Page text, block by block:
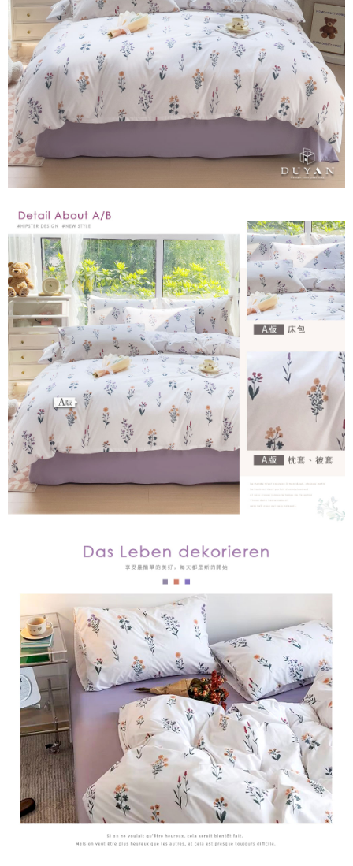
1.分期款項不併入電信帳單，「大哥付你分期」於每月結算日後寄送繳費提
醒簡訊。
2.透過簡訊連結打開帳單後，可選擇「超商條碼／台灣大直營門市／銀行轉
帳／街口支付／iPASS MONEY」等通路繳費。
【注意事項】
1.本服務係由「台灣大哥大股份有限公司」（以下簡稱本公司）所提供，讓
用戶於交易時，得透過本服務購買商品或服務，並由商店將買賣／分期付款
買賣價金債權讓與本公司後，依約使用本公司帳單繳交帳款。
2.基於同意付款使用「大哥付你分期」之契約關係目的，商店將以您的個人
資料（包含姓名、電話或地址）提供予台灣大哥大進項蒐集、處理及利用，
由本公司與您本人進行分期帳單所需資料之確認、核對及更正。
https://oppay.tw/userRule
【「AFTEE先享後付」結帳流程】
１．於結帳方式選擇「AFTEE先享後付」後，將跳轉至「AFTEE先享後付」
結帳頁面，進行簡訊認證並確認金額後，即可完成結帳。
２．訂單成立數日內，您將收到繳費通知簡訊。
３．收到繳費通知簡訊後14天內，點擊此簡訊中的連結，可透過四大超商／
ATM／網路銀行／等多元方式進行付款，方視為交易完成。
※ 請注意：結帳手續完成當下不需立刻繳費，但若您需要取消訂單，請聯絡
購買商品的店家。未經商家同意取消之訂單仍視為有效，需透過AFTEE先享
後付繳納相關費用。
※ 交易是否成功請以「AFTEE先享後付 」之結帳頁面顯示為準，若有關於
是否繳費成功／繳費後需取消欲退款等相關疑問，請聯繫「AFTEE先享後付
客戶支援中心」
https://netprotections.freshdesk.com/support/home
１．透過由恩沛科技股份有限公司提供之「AFTEE先享後付」服務完成之交
易，需依本服務之必要範圍內提供個人資料，並將交易相關給付款項請求債
權轉讓予恩沛科技股份有限公司。
２．關於個人資料處理事宜，請瀏覽以下網址：
https://aftee.tw/terms/#terms3
３．未成年的使用者請事先徵得法定代理人或監護人之同意方可使用
「AFTEE先享後付」，若未經同意申辦者引起之損失，本公司不負相關責
任。
４．使用「AFTEE先享後付」時，將依據個別帳號之用戶狀況，依本公司即
時審查核予不同之上限額度；若仍有額度不足之情形，本公司將視審查結果
請求用戶進行身份認證。
５．嚴禁一人註冊多個帳號或使用他人資訊註冊。若發現惡意使用之情形，
恩沛科技股份有限公司將有權停止該用戶之使用額度並採取法律行動。
運送方式
全家取貨付款
每筆NT$60，滿NT$999(含以上)免運費
付款後全家取貨
每筆NT$60，滿NT$999(含以上)免運費
7-11取貨付款
每筆NT$60，滿NT$999(含以上)免運費
付款後7-11取貨
每筆NT$60，滿NT$999(含以上)免運費
新竹貨運
每筆NT$80，滿NT$999(含以上)免運費